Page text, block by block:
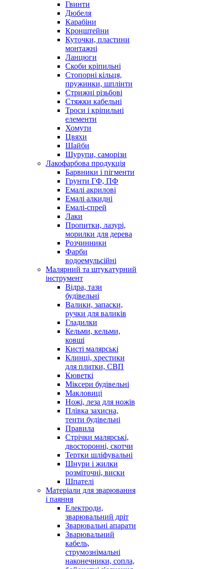
Гвинти
Дюбеля
Карабіни
Кронштейни
Куточки, пластини
монтажні
Ланцюги
Скоби кріпильні
Стопорні кільця,
пружинки, шплінти
Стрижні різьбові
Стяжки кабельні
Троси і кріпильні
елементи
Хомути
Цвяхи
Шайби
Шурупи, саморізи
Лакофарбова продукція
Барвники і пігменти
Грунти ГФ, ПФ
Емалі акрилові
Емалі алкидні
Емалі-спрей
Лаки
Пропитки, лазурі,
морилки для дерева
Розчинники
Фарби
водоемульсійні
Малярний та штукатурний
інструмент
Відра, тази
будівельні
Валики, запаски,
ручки для валиків
Гладилки
Кельми, кельми,
ковші
Кисті малярські
Клинці, хрестики
для плитки, СВП
Кюветкі
Міксери будівельні
Макловиці
Ножі, леза для ножів
Плівка захисна,
тенти будівельні
Правила
Стрічки малярські,
двосторонні, скотчи
Тертки шліфувальні
Шнури і жилки
розміточні, виски
Шпателі
Матеріали для зварювання
і паяння
Електроди,
зварювальний дріт
Зварювальні апарати
Зварювальний
кабель,
струмознімальні
наконечники, сопла,